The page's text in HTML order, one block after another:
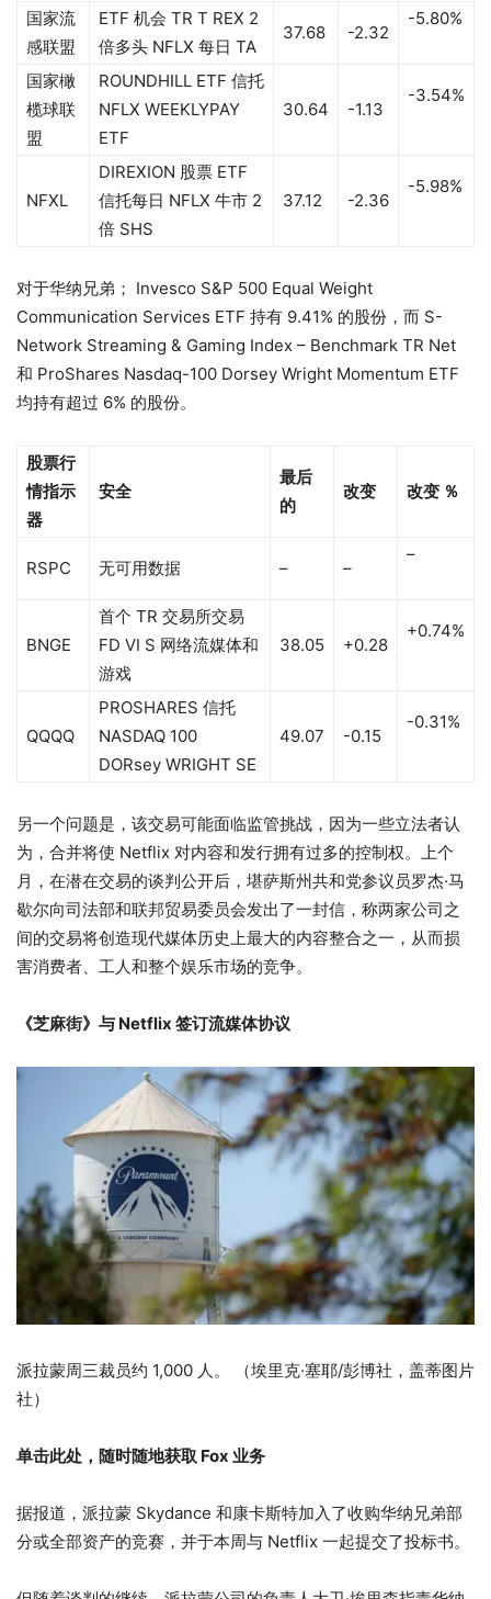
国家流
感联盟
ETF 机会 TR T REX 2
倍多头 NFLX 每日 TA
37.68 -2.32
-5.80%
国家橄
榄球联
盟
ROUNDHILL ETF 信托
NFLX WEEKLYPAY
ETF
30.64 -1.13
-3.54%
NFXL
DIREXION 股票 ETF
信托每日 NFLX 牛市 2
倍 SHS
37.12 -2.36
-5.98%
对于华纳兄弟； Invesco S&P 500 Equal Weight
Communication Services ETF 持有 9.41% 的股份，而 S-
Network Streaming & Gaming Index – Benchmark TR Net
和 ProShares Nasdaq-100 Dorsey Wright Momentum ETF
均持有超过 6% 的股份。
股票行
情指示
器
安全
最后
的
改变 改变 ％
RSPC 无可用数据 – –
–
BNGE
首个 TR 交易所交易
FD VI S 网络流媒体和
游戏
38.05 +0.28
+0.74%
QQQQ
PROSHARES 信托
NASDAQ 100
DORsey WRIGHT SE
49.07 -0.15
-0.31%
另一个问题是，该交易可能面临监管挑战，因为一些立法者认
为，合并将使 Netflix 对内容和发行拥有过多的控制权。上个
月，在潜在交易的谈判公开后，堪萨斯州共和党参议员罗杰·马
歇尔向司法部和联邦贸易委员会发出了一封信，称两家公司之
间的交易将创造现代媒体历史上最大的内容整合之一，从而损
害消费者、工人和整个娱乐市场的竞争。
《芝麻街》与 Netflix 签订流媒体协议
派拉蒙周三裁员约 1,000 人。
（埃里克·塞耶/彭博社，盖蒂图片
社）
单击此处，随时随地获取 Fox 业务
据报道，派拉蒙 Skydance 和康卡斯特加入了收购华纳兄弟部
分或全部资产的竞赛，并于本周与 Netflix 一起提交了投标书。